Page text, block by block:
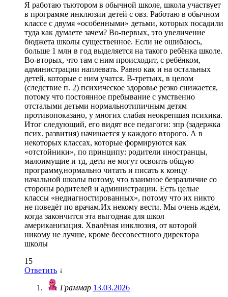
Я работаю тьютором в обычной школе, школа участвует
в программе инклюзии детей с овз. Работаю в обычном
классе с двумя «особенными» детьми, которых посадили
туда как думаете зачем? Во-первых, это увеличение
бюджета школы существенное. Если не ошибаюсь,
больше 1 млн в год выделяется на такого ребёнка школе.
Во-вторых, что там с ним происходит, с ребёнком,
администрации наплевать. Равно как и на остальных
детей, которые с ним учатся. В-третьих, в целом
(следствие п. 2) психическое здоровье резко снижается,
потому что постоянное пребывание с умственно
отсталыми детьми нормальнотипичным детям
противопоказано, у многих слабая неокрепшая психика.
Итог следующий, его видят все педагоги: зпр (задержка
псих. развития) начинается у каждого второго. А в
некоторых классах, которые формируются как
«отстойники», по принципу: родители иностранцы,
малоимущие и тд, дети не могут освоить общую
программу,нормально читать и писать к концу
начальной школы потому, что взаимное безразличие со
стороны родителей и администрации. Есть целые
классы «недиагностированных», потому что их никто
не поведёт по врачам.Их некому вести. Мы очень ждём,
когда закончится эта выгодная для школ
американизация. Хвалёная инклюзия, от которой
никому не лучше, кроме бессовестного директора
школы
15
Ответить ↓
Граммар 13.03.2026